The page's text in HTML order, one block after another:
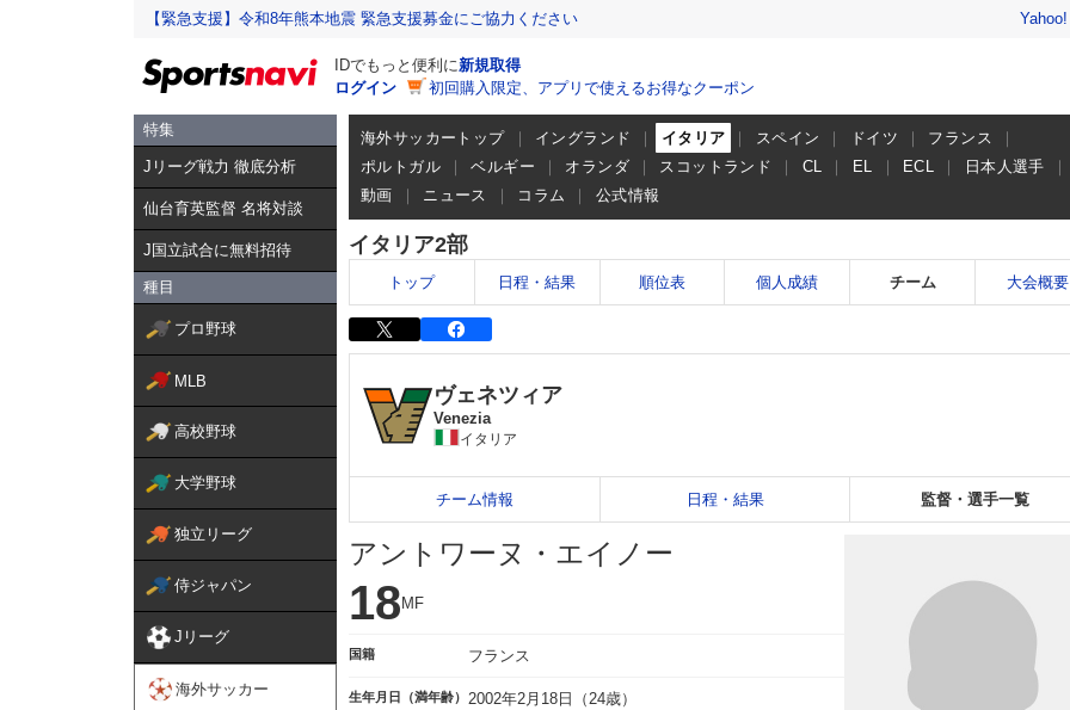
【緊急支援】令和8年熊本地震 緊急支援募金にご協力ください
IDでもっと便利に新規取得
ログイン
初回購入限定、アプリで使えるお得なクーポン
特集
Jリーグ戦力 徹底分析
仙台育英監督 名将対談
J国立試合に無料招待
種目
プロ野球
MLB
高校野球
大学野球
独立リーグ
侍ジャパン
Jリーグ
海外サッカー
海外サッカートップ イングランド イタリア スペイン ドイツ
フランス
ポルトガル
ベルギー オランダ スコットランド CL EL ECL
日本人選手
動画
ニュース コラム 公式情報
イタリア2部
トップ 日程・結果 順位表 個人成績 チーム 大会概要
ヴェネツィア
Venezia
イタリア
チーム情報 日程・結果 監督・選手一覧
アントワーヌ・エイノー
18MF
国籍 フランス
生年月日（満年齢） 2002年2月18日（24歳）